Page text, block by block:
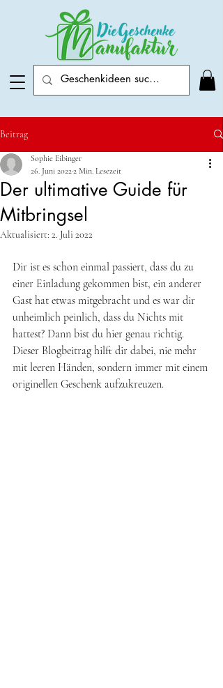
Beitrag
Der ultimative Guide für
Mitbringsel
Sophie Eibinger
26. Juni 20222 Min. Lesezeit
Aktualisiert: 2. Juli 2022
Dir ist es schon einmal passiert, dass du zu
einer Einladung gekommen bist, ein anderer
Gast hat etwas mitgebracht und es war dir
unheimlich peinlich, dass du Nichts mit
hattest? Dann bist du hier genau richtig.
Dieser Blogbeitrag hilft dir dabei, nie mehr
mit leeren Händen, sondern immer mit einem
originellen Geschenk aufzukreuzen.